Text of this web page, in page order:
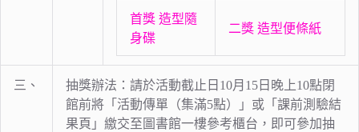
首獎 造型隨
身碟
二獎 造型便條紙
三、
抽獎辦法：請於活動截止日10月15日晚上10點閉
館前將「活動傳單（集滿5點）」或「課前測驗結
果頁」繳交至圖書館一樓參考櫃台，即可參加抽